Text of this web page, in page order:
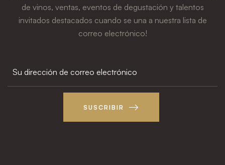
de vinos, ventas, eventos de degustación y talentos
invitados destacados cuando se una a nuestra lista de
correo electrónico!
SUSCRIBIR